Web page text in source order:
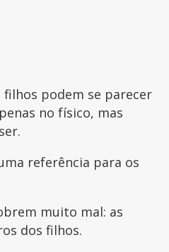
filhos podem se parecer
no físico, mas
referência para os
muito mal: as
dos filhos.